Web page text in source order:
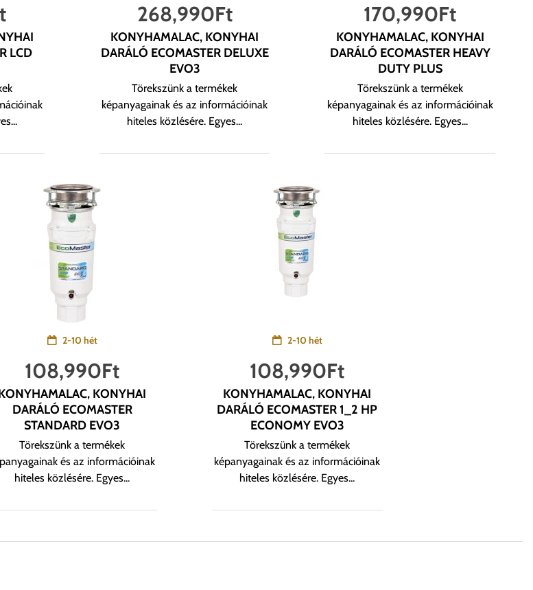
LCD
268,990Ft
KONYHAMALAC, KONYHAI
DARÁLÓ ECOMASTER DELUXE
EVO3
Törekszünk a termékek
képanyagainak és az információinak
hiteles közlésére. Egyes...
170,990Ft
KONYHAMALAC, KONYHAI
DARÁLÓ ECOMASTER HEAVY
DUTY PLUS
Törekszünk a termékek
képanyagainak és az információinak
hiteles közlésére. Egyes...
2-10 hét
108,990Ft
KONYHAI
DARÁLÓ ECOMASTER
STANDARD EVO3
Törekszünk a termékek
és az információinak
hiteles közlésére. Egyes...
2-10 hét
108,990Ft
KONYHAMALAC, KONYHAI
DARÁLÓ ECOMASTER 1_2 HP
ECONOMY EVO3
Törekszünk a termékek
képanyagainak és az információinak
hiteles közlésére. Egyes...